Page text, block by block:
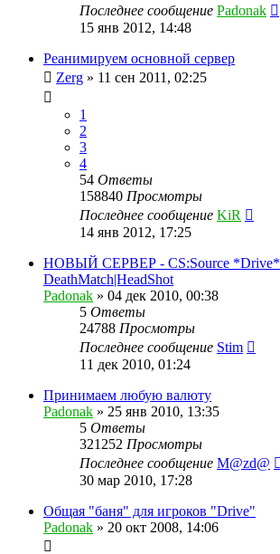
Последнее сообщение Padonak
15 янв 2012, 14:48
Реанимируем основной сервер
Zerg » 11 сен 2011, 02:25
1
2
3
4
54 Ответы
158840 Просмотры
Последнее сообщение KiR
14 янв 2012, 17:25
НОВЫЙ СЕРВЕР - CS:Source *Drive*
DeathMatch|HeadShot
Padonak » 04 дек 2010, 00:38
5 Ответы
24788 Просмотры
Последнее сообщение Stim
11 дек 2010, 01:24
Принимаем любую валюту
Padonak » 25 янв 2010, 13:35
5 Ответы
321252 Просмотры
Последнее сообщение M@zd@
30 мар 2010, 17:28
Общая "баня" для игроков "Drive"
Padonak » 20 окт 2008, 14:06